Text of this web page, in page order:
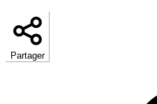
Partager